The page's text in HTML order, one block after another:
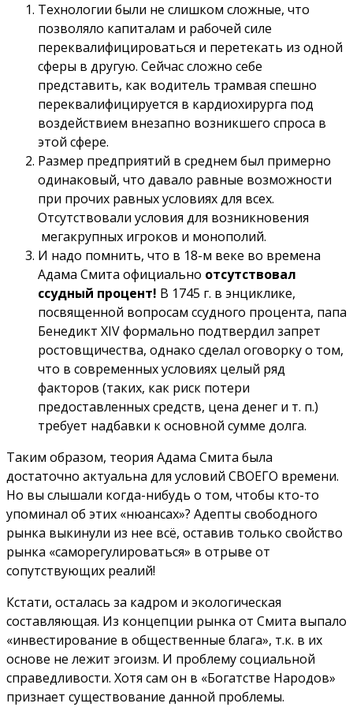
Технологии были не слишком сложные, что
позволяло капиталам и рабочей силе
переквалифицироваться и перетекать из одной
сферы в другую. Сейчас сложно себе
представить, как водитель трамвая спешно
переквалифицируется в кардиохирурга под
воздействием внезапно возникшего спроса в
этой сфере.
Размер предприятий в среднем был примерно
одинаковый, что давало равные возможности
при прочих равных условиях для всех.
Отсутствовали условия для возникновения
мегакрупных игроков и монополий.
И надо помнить, что в 18-м веке во времена
Адама Смита официально отсутствовал
ссудный процент! В 1745 г. в энциклике,
посвященной вопросам ссудного процента, папа
Бенедикт XIV формально подтвердил запрет
ростовщичества, однако сделал оговорку о том,
что в современных условиях целый ряд
факторов (таких, как риск потери
предоставленных средств, цена денег и т. п.)
требует надбавки к основной сумме долга.
Таким образом, теория Адама Смита была
достаточно актуальна для условий СВОЕГО времени.
Но вы слышали когда-нибудь о том, чтобы кто-то
упоминал об этих «нюансах»? Адепты свободного
рынка выкинули из нее всё, оставив только свойство
рынка «саморегулироваться» в отрыве от
сопутствующих реалий!
Кстати, осталась за кадром и экологическая
составляющая. Из концепции рынка от Смита выпало
«инвестирование в общественные блага», т.к. в их
основе не лежит эгоизм. И проблему социальной
справедливости. Хотя сам он в «Богатстве Народов»
признает существование данной проблемы.